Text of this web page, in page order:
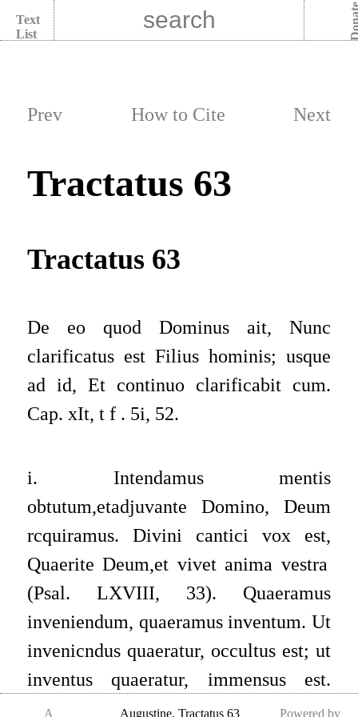
Text
List
Prev How to Cite Next
Tractatus 63
Tractatus 63
De eo quod Dominus ait, Nunc
clarificatus est Filius hominis; usque
ad id, Et continuo clarificabit cum.
Cap. xIt, t f . 5i, 52.
i. Intendamus mentis
obtutum,etadjuvante Domino, Deum
rcquiramus. Divini cantici vox est,
Quaerite Deum,et vivet anima vestra
(Psal. LXVIII, 33). Quaeramus
inveniendum, quaeramus inventum. Ut
invenicndus quaeratur, occultus est; ut
inventus quaeratur, immensus est.
Unde alibi dicitur,Quaerite faciem
A Augustine, Tractatus 63 Powered by